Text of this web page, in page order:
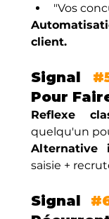
"Vos
client.
Signal
Pour
Reflexe
quelqu'un
Alternative
saisie +
Signal